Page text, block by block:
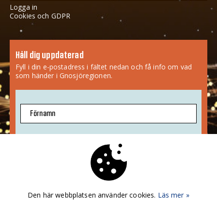
Logga in
Cookies och GDPR
Håll dig uppdaterad
Fyll i din e-postadress i fältet nedan och få info om vad
som händer i Gnosjöregionen.
Förnamn
Jag godkänner att mina uppgifter sparas.
Den här webbplatsen använder cookies. Läs mer »